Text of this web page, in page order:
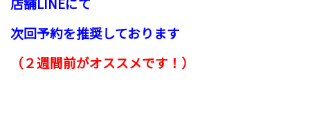
次回予約を推奨しております
（２週間前がオススメです！）